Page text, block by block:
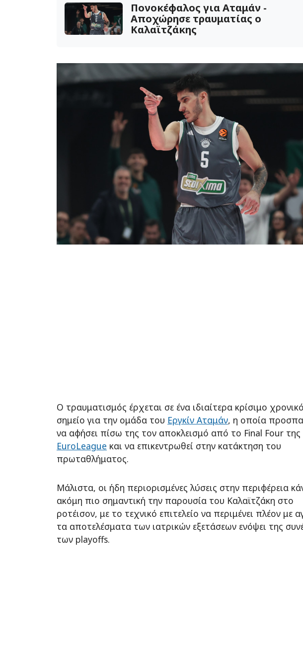
Πονοκέφαλος για Αταμάν -
Αποχώρησε τραυματίας ο
Καλαϊτζάκης
Ο τραυματισμός έρχεται σε ένα ιδιαίτερα κρίσιμο χρονικό
σημείο για την ομάδα του Εργκίν Αταμάν, η οποία
να αφήσει πίσω της τον αποκλεισμό από το Final Four της
EuroLeague και να επικεντρωθεί στην κατάκτηση του
πρωταθλήματος.
Μάλιστα, οι ήδη περιορισμένες λύσεις στην περιφέρεια
ακόμη πιο σημαντική την παρουσία του Καλαϊτζάκη στο
ροτέισον, με το τεχνικό επιτελείο να περιμένει πλέον με
τα αποτελέσματα των ιατρικών εξετάσεων ενόψει της
των playoffs.